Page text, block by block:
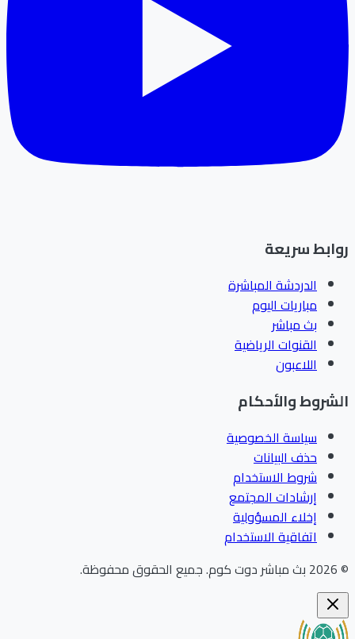
سريعة
الدردشة المباشرة
مباريات اليوم
بث مباشر
القنوات الرياضية
اللاعبون
والأحكام
سياسة الخصوصية
حذف البيانات
شروط الاستخدام
إرشادات المجتمع
إخلاء المسؤولية
اتفاقية الاستخدام
بث مباشر دوت كوم.جميع الحقوق محفوظة.